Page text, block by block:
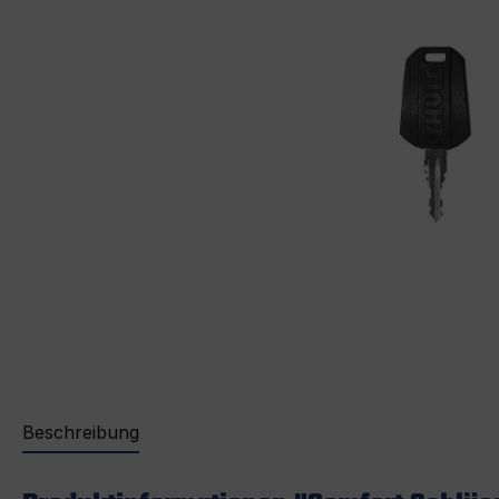
Beschreibung